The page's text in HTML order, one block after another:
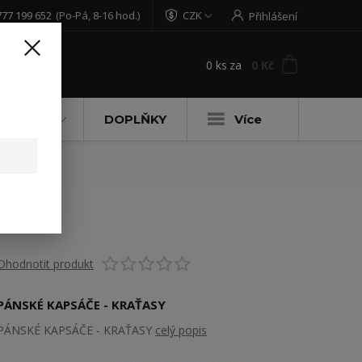
CZK Přihlášení
199 652 (Po-Pá, 8-16 hod.)
0 ks za 0 Kč
DOPLŇKY Více
produkt
KAPSÁČE - KRAŤASY
KAPSÁČE - KRAŤASY celý popis